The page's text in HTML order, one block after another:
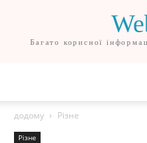
Багато корисної
додому Різне
Різне